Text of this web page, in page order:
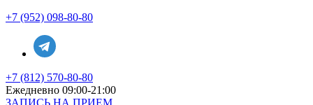
+7 (952) 098-80-80
+7 (812) 570-80-80
Ежедневно 09:00-21:00
ЗАПИСЬ НА ПРИЕМ